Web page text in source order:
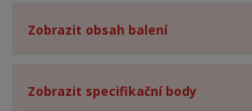
Zobrazit obsah balení
Zobrazit specifikační body